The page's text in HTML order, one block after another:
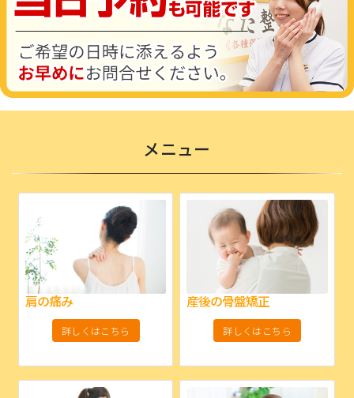
メニュー
肩の痛み
詳しくはこちら
産後の骨盤矯正
詳しくはこちら